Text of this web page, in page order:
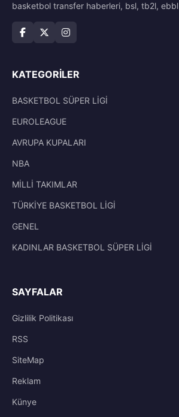
basketbol transfer haberleri, bsl, tb2l, ebbl
KATEGORILER
BASKETBOL SÜPER LİGİ
EUROLEAGUE
AVRUPA KUPALARI
NBA
MİLLİ TAKIMLAR
TÜRKİYE BASKETBOL LİGİ
GENEL
KADINLAR BASKETBOL SÜPER LİGİ
SAYFALAR
Gizlilik Politikası
RSS
SiteMap
Reklam
Künye